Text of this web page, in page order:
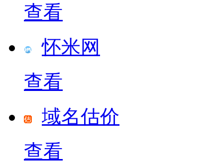
查看
怀米网
查看
域名估价
查看